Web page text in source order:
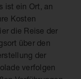
ist ein Ort, an
Kosten
die Reise der
über den
der
verfolgen